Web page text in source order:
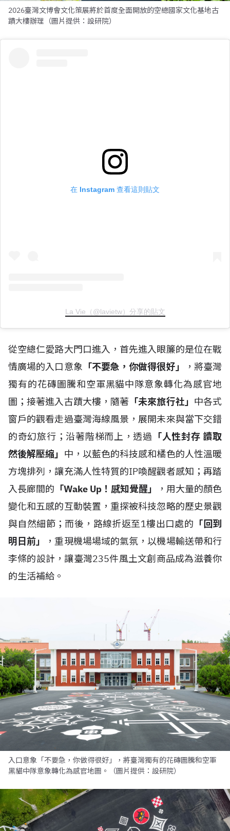
2026臺灣文博會文化策展將於首度全面開放的空總國家文化基地古
蹟大樓辦理（圖片提供：設研院）
在 Instagram 查看這則貼文
La Vie（@lavietw）分享的貼文
從空總仁愛路大門口進入，首先進入眼簾的是位在戰
情廣場的入口意象 「不要急，你做得很好」
，將臺灣
獨有的花磚圖騰和空軍黑貓中隊意象轉化為感官地
圖；接著進入古蹟大樓，隨著 「未來旅行社」 中各式
窗戶的觀看走過臺灣海線風景，展開未來與當下交錯
的奇幻旅行；沿著階梯而上，透過 「人性封存 讀取
然後解壓縮」 中，以藍色的科技感和橘色的人性溫暖
方塊排列，讓充滿人性特質的IP喚醒觀者感知；再踏
入長廊間的 「Wake Up！感知覺醒」
，用大量的顏色
變化和五感的互動裝置，重探被科技忽略的歷史景觀
與自然細節；而後，路線折返至1樓出口處的 「回到
明日前」
，重現機場場域的氣氛，以機場輸送帶和行
李條的設計，讓臺灣235件風土文創商品成為滋養你
的生活補給。
入口意象「不要急，你做得很好」，將臺灣獨有的花磚圖騰和空軍
黑貓中隊意象轉化為感官地圖。（圖片提供：設研院）